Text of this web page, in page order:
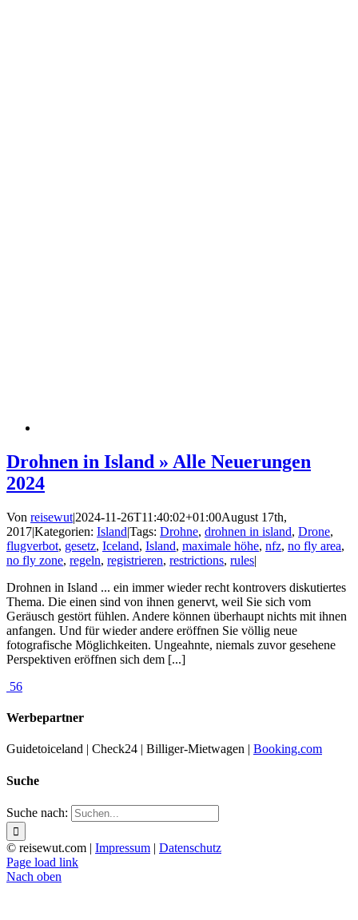
Drohnen in Island » Alle Neuerungen
2024
Von reisewut|2024-11-26T11:40:02+01:00August 17th,
2017|Kategorien: Island|Tags: Drohne, drohnen in island, Drone,
flugverbot, gesetz, Iceland, Island, maximale höhe, nfz, no fly area,
no fly zone, regeln, registrieren, restrictions, rules|
Drohnen in Island ... ein immer wieder recht kontrovers diskutiertes
Thema. Die einen sind von ihnen genervt, weil Sie sich vom
Geräusch gestört fühlen. Andere können überhaupt nichts mit ihnen
anfangen. Und für wieder andere eröffnen Sie völlig neue
fotografische Möglichkeiten. Ungeahnte, niemals zuvor gesehene
Perspektiven eröffnen sich dem [...]
56
Werbepartner
Guidetoiceland | Check24 | Billiger-Mietwagen | Booking.com
Suche
Suche nach:
© reisewut.com | Impressum | Datenschutz
Page load link
Nach oben